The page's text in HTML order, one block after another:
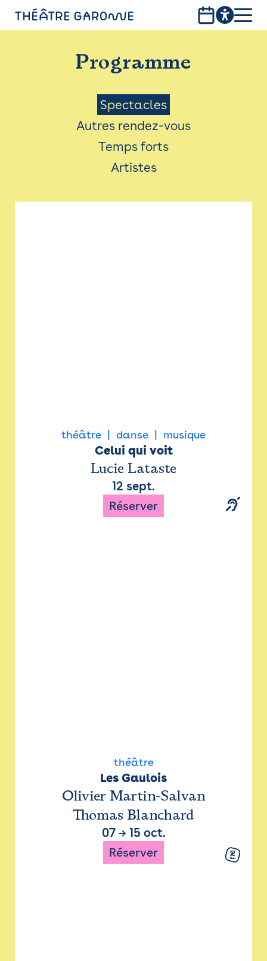
PROGRAMME
INFOS PRATIQUES
AVEC LES PUBLICS
ACCESSIBILITÉ
LES PRODUCTIONS
Programme
Menu
Saison
Spectacles
Autres rendez-vous
Temps forts
Artistes
théâtre danse musique
Celui qui voit
Lucie Lataste
12 sept.
Réserver
théâtre
Les Gaulois
Olivier Martin-Salvan
Thomas Blanchard
07→ 15 oct.
Réserver